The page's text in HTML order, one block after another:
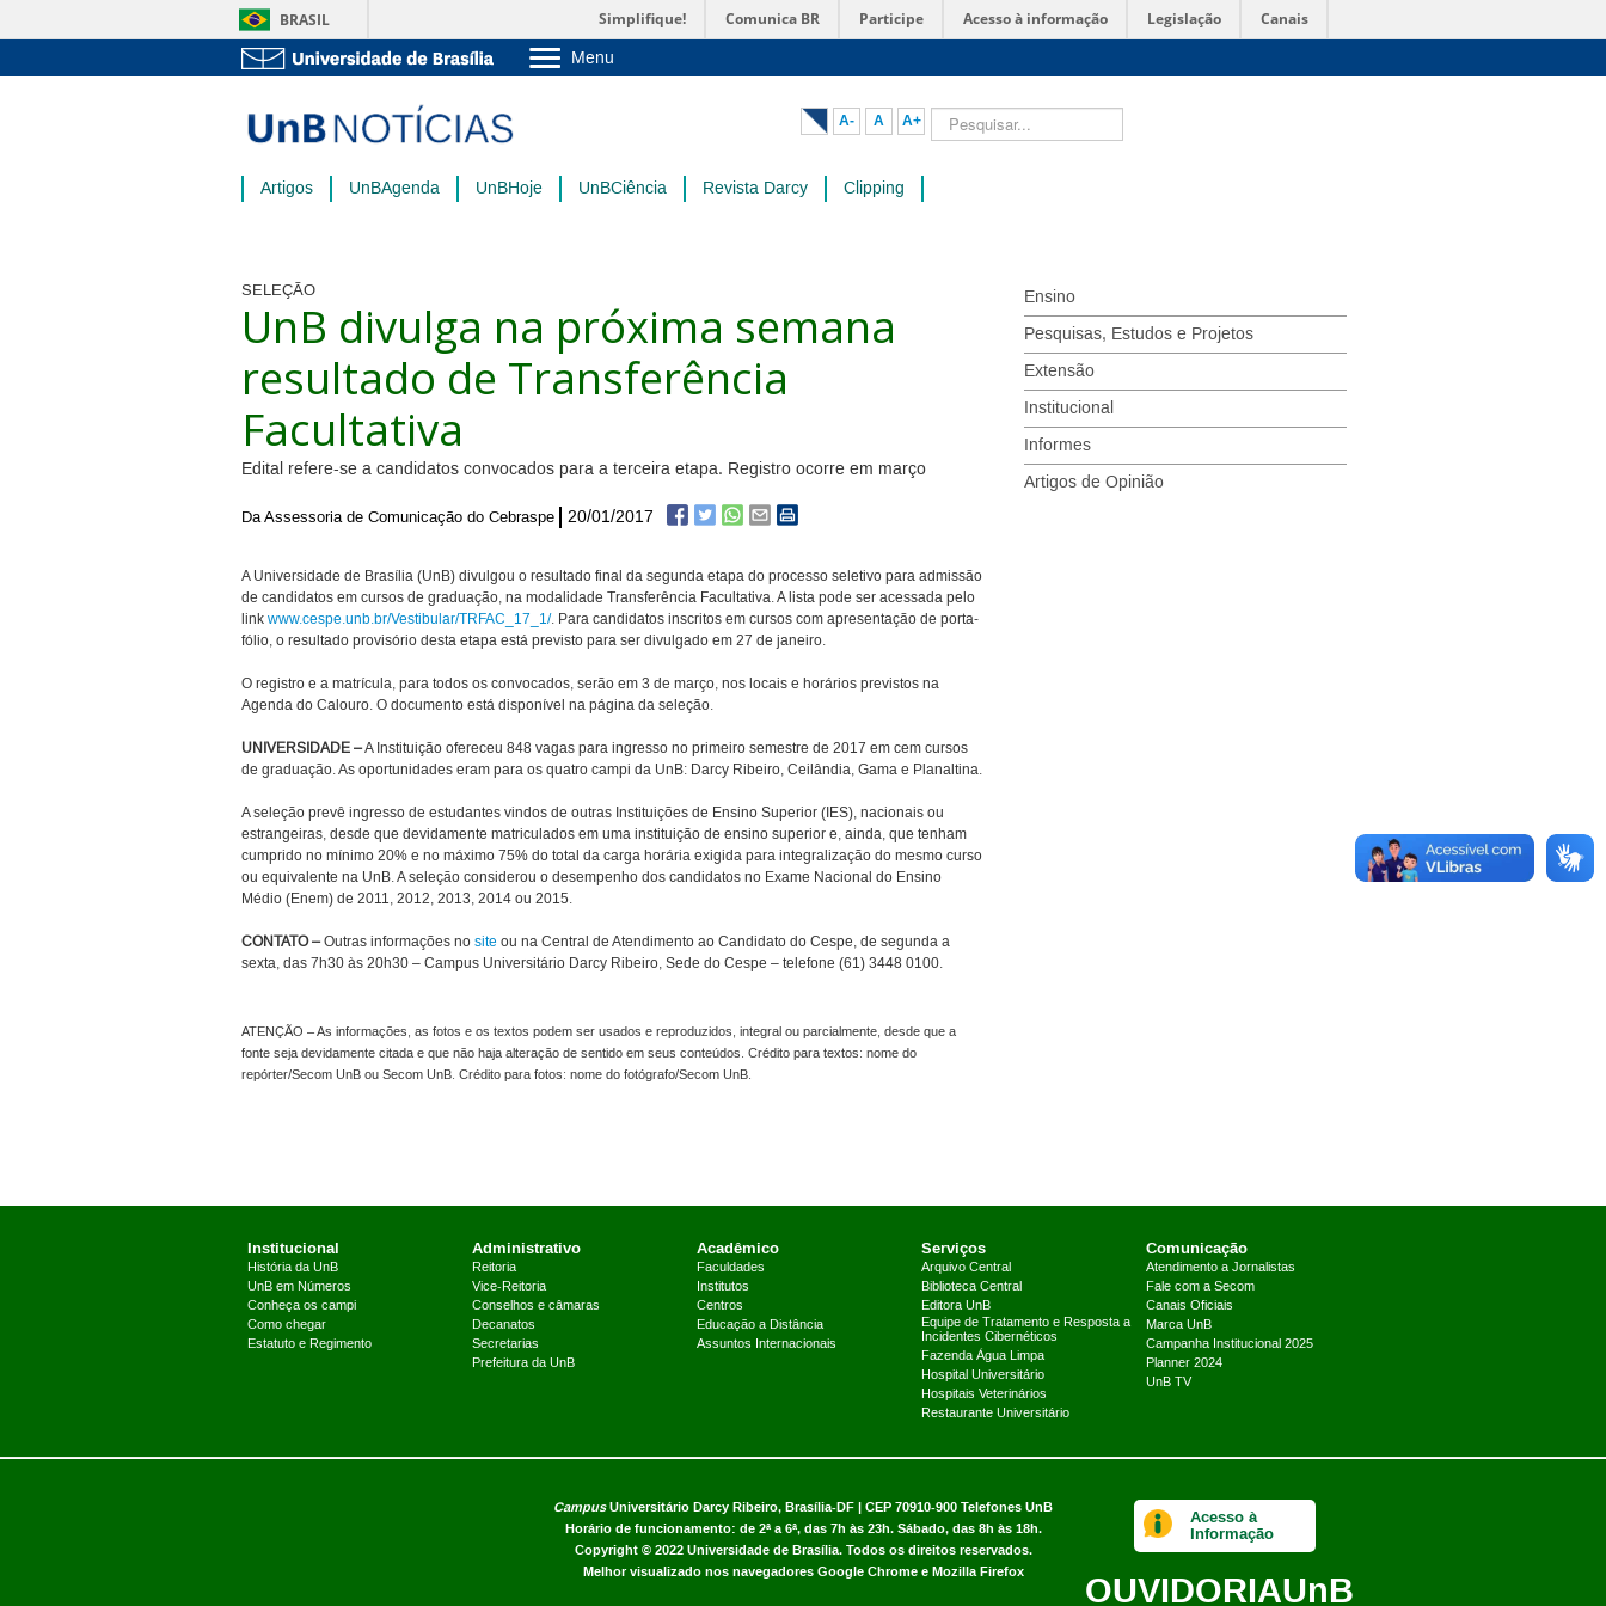
BRASIL Simplifique! Comunica BR Participe Acesso à informação Legislação Canais
Menu
Pós-Graduação
Administração
A- A A+ Pesquisar...
Artigos UnBAgenda UnBHoje UnBCiência Revista Darcy Clipping
SELEÇÃO
UnB divulga na próxima semana
resultado de Transferência
Facultativa
Edital refere-se a candidatos convocados para a terceira etapa. Registro ocorre em março
Da Assessoria de Comunicação do Cebraspe 20/01/2017
A Universidade de Brasília (UnB) divulgou o resultado final da segunda etapa do processo seletivo para admissão
de candidatos em cursos de graduação, na modalidade Transferência Facultativa. A lista pode ser acessada pelo
link www.cespe.unb.br/Vestibular/TRFAC_17_1/. Para candidatos inscritos em cursos com apresentação de porta-
fólio, o resultado provisório desta etapa está previsto para ser divulgado em 27 de janeiro.
O registro e a matrícula, para todos os convocados, serão em 3 de março, nos locais e horários previstos na
Agenda do Calouro. O documento está disponível na página da seleção.
UNIVERSIDADE –A Instituição ofereceu 848 vagas para ingresso no primeiro semestre de 2017 em cem cursos
de graduação. As oportunidades eram para os quatro campi da UnB: Darcy Ribeiro, Ceilândia, Gama e Planaltina.
A seleção prevê ingresso de estudantes vindos de outras Instituições de Ensino Superior (IES), nacionais ou
estrangeiras, desde que devidamente matriculados em uma instituição de ensino superior e, ainda, que tenham
cumprido no mínimo 20% e no máximo 75% do total da carga horária exigida para integralização do mesmo curso
ou equivalente na UnB. A seleção considerou o desempenho dos candidatos no Exame Nacional do Ensino
Médio (Enem) de 2011, 2012, 2013, 2014 ou 2015.
CONTATO –Outras informações no site ou na Central de Atendimento ao Candidato do Cespe, de segunda a
sexta, das 7h30 às 20h30 – Campus Universitário Darcy Ribeiro, Sede do Cespe – telefone (61) 3448 0100.
ATENÇÃO – As informações, as fotos e os textos podem ser usados e reproduzidos, integral ou parcialmente, desde que a
fonte seja devidamente citada e que não haja alteração de sentido em seus conteúdos. Crédito para textos: nome do
repórter/Secom UnB ou Secom UnB. Crédito para fotos: nome do fotógrafo/Secom UnB.
Ensino
Pesquisas, Estudos e Projetos
Extensão
Institucional
Informes
Artigos de Opinião
Institucional
História da UnB
UnB em Números
Conheça os campi
Como chegar
Estatuto e Regimento
Administrativo
Reitoria
Vice-Reitoria
Conselhos e câmaras
Decanatos
Secretarias
Prefeitura da UnB
Acadêmico
Faculdades
Institutos
Centros
Educação a Distância
Assuntos Internacionais
Serviços
Arquivo Central
Biblioteca Central
Editora UnB
Equipe de Tratamento e Resposta a
Incidentes Cibernéticos
Fazenda Água Limpa
Hospital Universitário
Hospitais Veterinários
Restaurante Universitário
Comunicação
Atendimento a Jornalistas
Fale com a Secom
Canais Oficiais
Marca UnB
Campanha Institucional 2025
Planner 2024
UnB TV
CampusUniversitário Darcy Ribeiro, Brasília-DF | CEP 70910-900 Telefones UnB
Horário de funcionamento: de 2ª a 6ª, das 7h às 23h. Sábado, das 8h às 18h.
Copyright © 2022 Universidade de Brasília. Todos os direitos reservados.
Melhor visualizado nos navegadores Google Chrome e Mozilla Firefox
Acesso à
Informação
OUVIDORIAUnB